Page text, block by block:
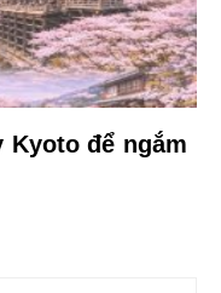
Kyoto để ngắm